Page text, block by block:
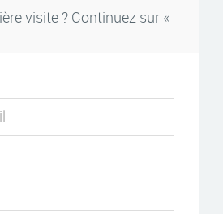
visite ? Continuez sur «